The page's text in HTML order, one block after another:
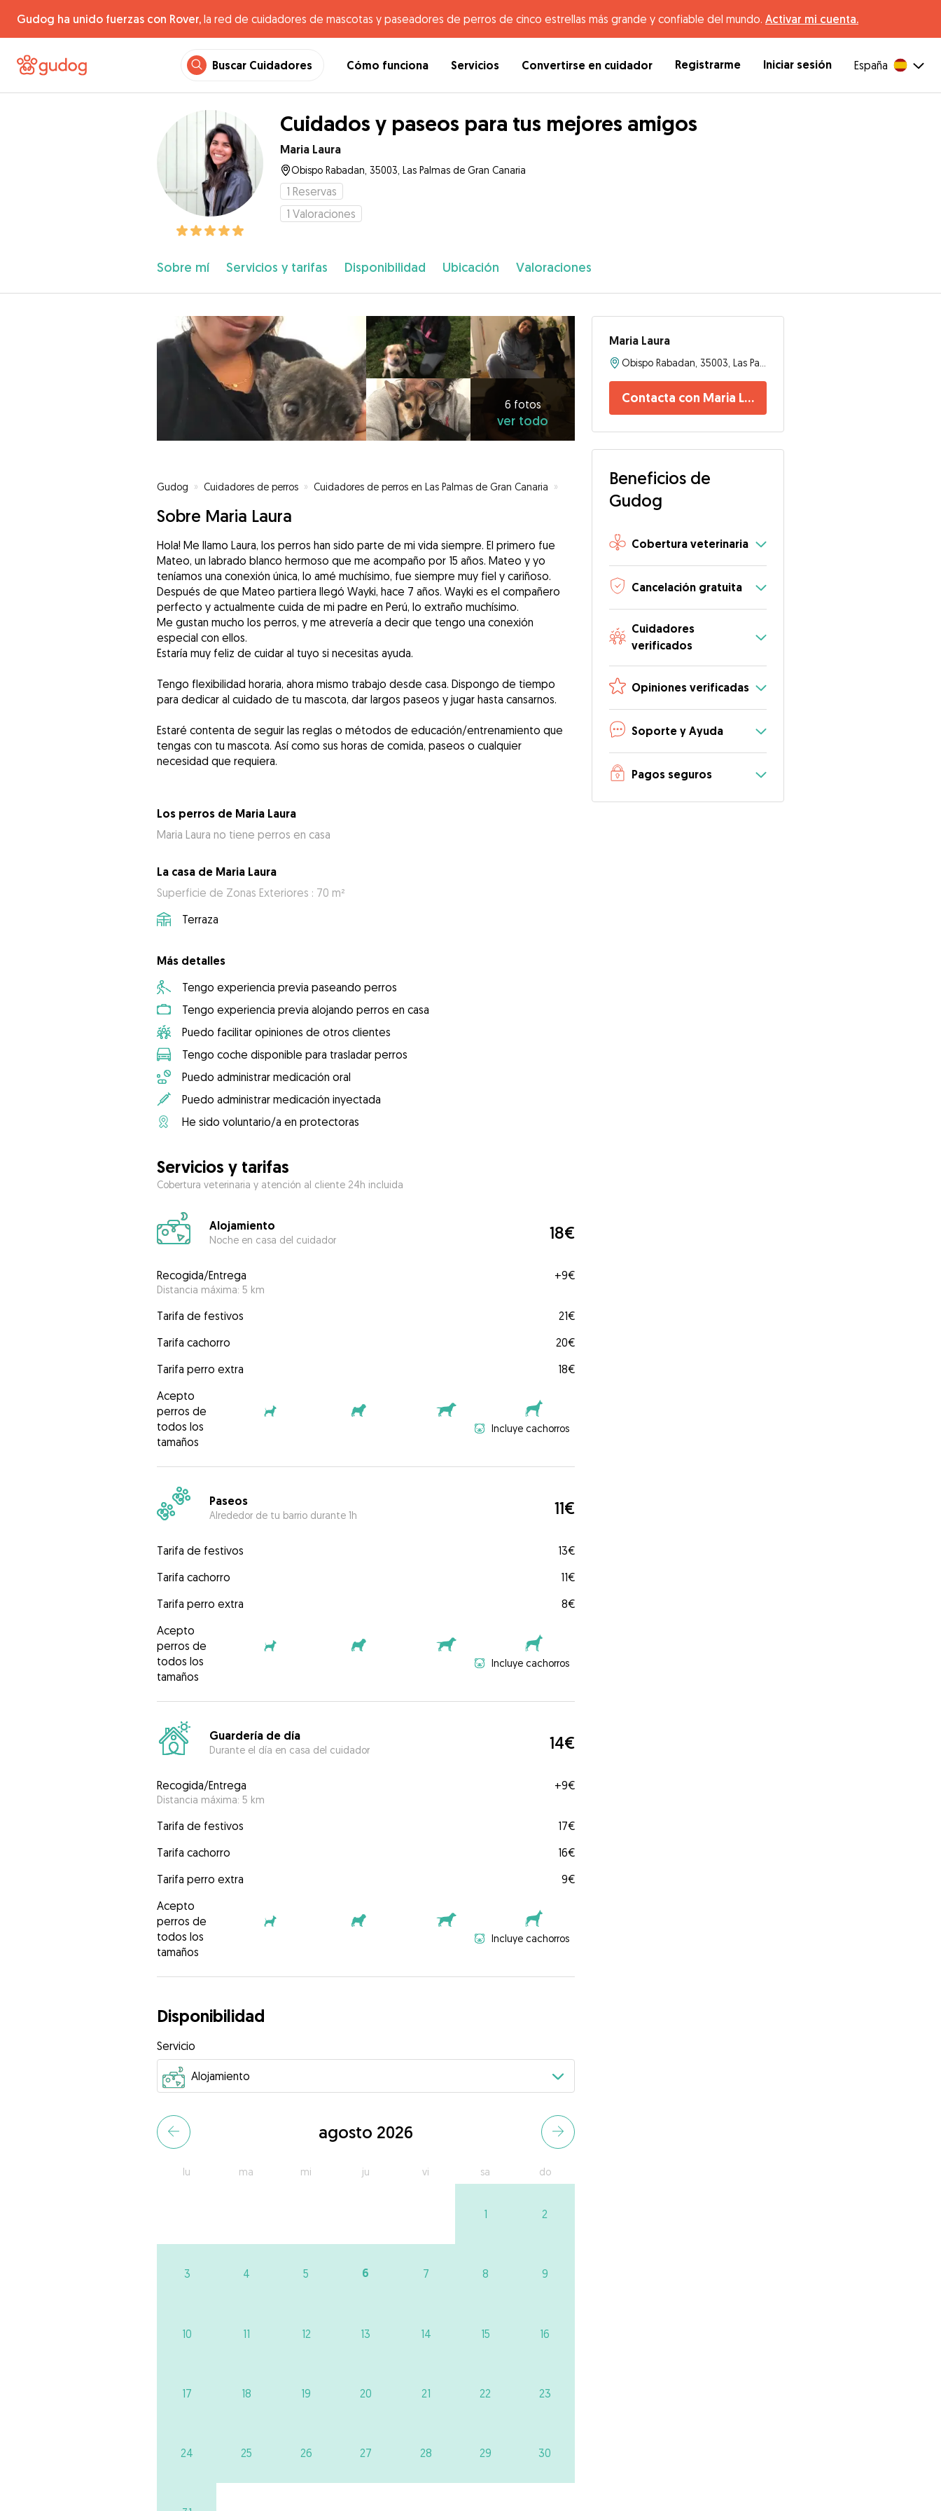
Gudog ha unido fuerzas con Rover, la red de cuidadores de mascotas y paseadores de perros de cinco estrellas más grande y confiable del mundo. Activar mi cuenta.
Buscar Cuidadores Cómo funciona Servicios Convertirse en cuidador Registrarme Iniciar sesión España
Cuidados y paseos para tus mejores amigos
Maria Laura
Obispo Rabadan, 35003, Las Palmas de Gran Canaria
1 Reservas
1 Valoraciones
Sobre mí Servicios y tarifas Disponibilidad Ubicación Valoraciones
6 fotos
ver todo
Gudog » Cuidadores de perros » Cuidadores de perros en Las Palmas de Gran Canaria » Cuidados y paseos para tus mejores amigos
Sobre Maria Laura
Hola! Me llamo Laura, los perros han sido parte de mi vida siempre. El primero fue
Mateo, un labrado blanco hermoso que me acompaño por 15 años. Mateo y yo
teníamos una conexión única, lo amé muchísimo, fue siempre muy fiel y cariñoso.
Después de que Mateo partiera llegó Wayki, hace 7 años. Wayki es el compañero
perfecto y actualmente cuida de mi padre en Perú, lo extraño muchísimo.
Me gustan mucho los perros, y me atrevería a decir que tengo una conexión
especial con ellos.
Estaría muy feliz de cuidar al tuyo si necesitas ayuda.
Tengo flexibilidad horaria, ahora mismo trabajo desde casa. Dispongo de tiempo
para dedicar al cuidado de tu mascota, dar largos paseos y jugar hasta cansarnos.
Estaré contenta de seguir las reglas o métodos de educación/entrenamiento que
tengas con tu mascota. Así como sus horas de comida, paseos o cualquier
necesidad que requiera.
Los perros de Maria Laura
Maria Laura no tiene perros en casa
La casa de Maria Laura
Superficie de Zonas Exteriores : 70 m²
Terraza
Más detalles
Tengo experiencia previa paseando perros
Tengo experiencia previa alojando perros en casa
Puedo facilitar opiniones de otros clientes
Tengo coche disponible para trasladar perros
Puedo administrar medicación oral
Puedo administrar medicación inyectada
He sido voluntario/a en protectoras
Servicios y tarifas
Cobertura veterinaria y atención al cliente 24h incluida
Alojamiento
Noche en casa del cuidador 18€
Recogida/Entrega
Distancia máxima: 5 km
+9€
Tarifa de festivos
21€
Tarifa cachorro
20€
Tarifa perro extra
18€
Acepto
perros de
todos los
tamaños
Incluye cachorros
Paseos
Alrededor de tu barrio durante 1h 11€
Tarifa de festivos
13€
Tarifa cachorro
11€
Tarifa perro extra
8€
Acepto
perros de
todos los
tamaños
Incluye cachorros
Guardería de día
Durante el día en casa del cuidador 14€
Recogida/Entrega
Distancia máxima: 5 km
+9€
Tarifa de festivos
17€
Tarifa cachorro
16€
Tarifa perro extra
9€
Acepto
perros de
todos los
tamaños
Incluye cachorros
Disponibilidad
Servicio
agosto 2026
lu ma mi ju vi sa do
1 2
3 4 5 6 7 8 9
10 11 12 13 14 15 16
17 18 19 20 21 22 23
24 25 26 27 28 29 30
Maria Laura
Contacta con Maria Laura
Beneficios de
Gudog
Cobertura veterinaria
Cancelación gratuita
Cuidadores
verificados
Opiniones verificadas
Soporte y Ayuda
Pagos seguros